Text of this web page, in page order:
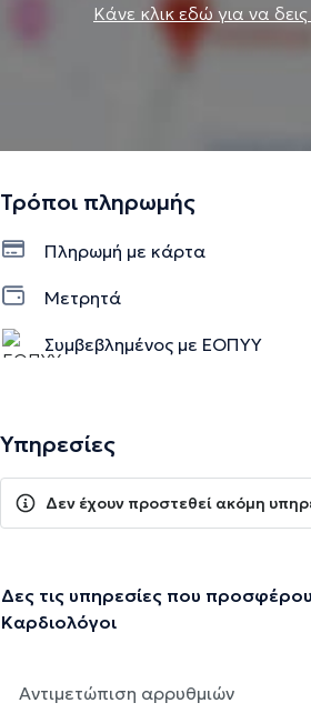
Κάνε κλικ εδώ για να
Τρόποι πληρωμής
Πληρωμή με κάρτα
Μετρητά
Συμβεβλημένος με ΕΟΠΥΥ
Υπηρεσίες
Δεν έχουν προστεθεί ακόμη
Δες τις υπηρεσίες που
Καρδιολόγοι
Αντιμετώπιση αρρυθμιών